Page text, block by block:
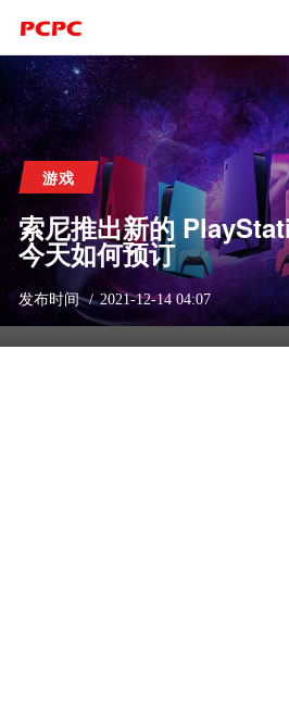
游戏
索尼推出新的
今天如何预订
发布时间 2021-12-14 04:07